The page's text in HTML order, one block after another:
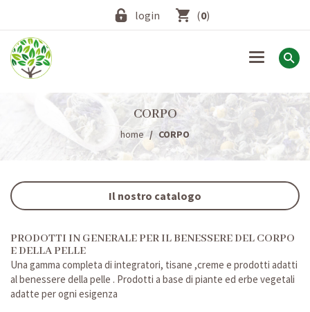
login (0)
Toggle
CORPO
home CORPO
Il nostro catalogo
PRODOTTI IN GENERALE PER IL BENESSERE DEL CORPO
E DELLA PELLE
Una gamma completa di integratori, tisane ,creme e prodotti adatti
al benessere della pelle . Prodotti a base di piante ed erbe vegetali
adatte per ogni esigenza